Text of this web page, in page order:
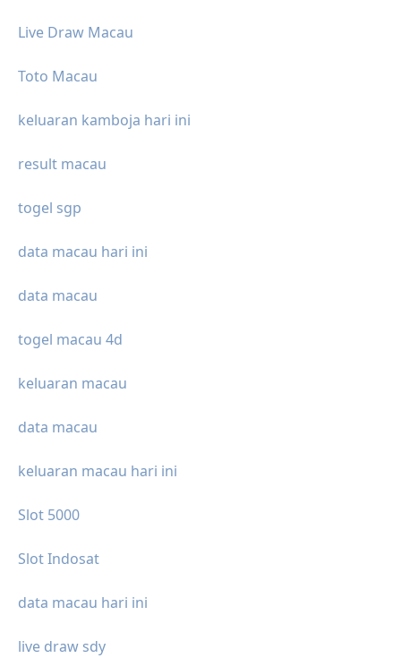
Live Draw Macau
Toto Macau
keluaran kamboja hari ini
result macau
togel sgp
data macau hari ini
data macau
togel macau 4d
keluaran macau
data macau
keluaran macau hari ini
Slot 5000
Slot Indosat
data macau hari ini
live draw sdy